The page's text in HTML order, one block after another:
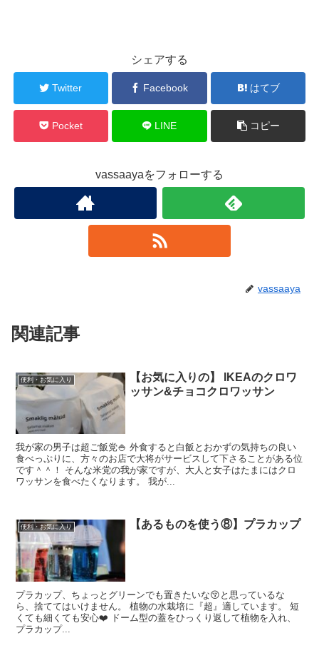
シェアする
Twitter Facebook はてブ
Pocket LINE コピー
vassaayaをフォローする
vassaaya
関連記事
便利・お気に入り
【お気に入りの】 IKEAのクロワ
ッサン&チョコクロワッサン
我が家の男子は超ご飯党🍚 外食すると白飯とおかずの気持ちの良い
食べっぷりに、方々のお店で大将がサービスして下さることがある位
です＾＾！ そんな米党の我が家ですが、大人と女子はたまにはクロ
ワッサンを食べたくなります。 我が...
便利・お気に入り 【あるものを使う⑧】プラカップ
プラカップ、ちょっとグリーンでも置きたいな😚と思っているな
ら、捨ててはいけません。 植物の水栽培に『超』適しています。 短
くても細くても安心❤️ ドーム型の蓋をひっくり返して植物を入れ、
プラカップ...